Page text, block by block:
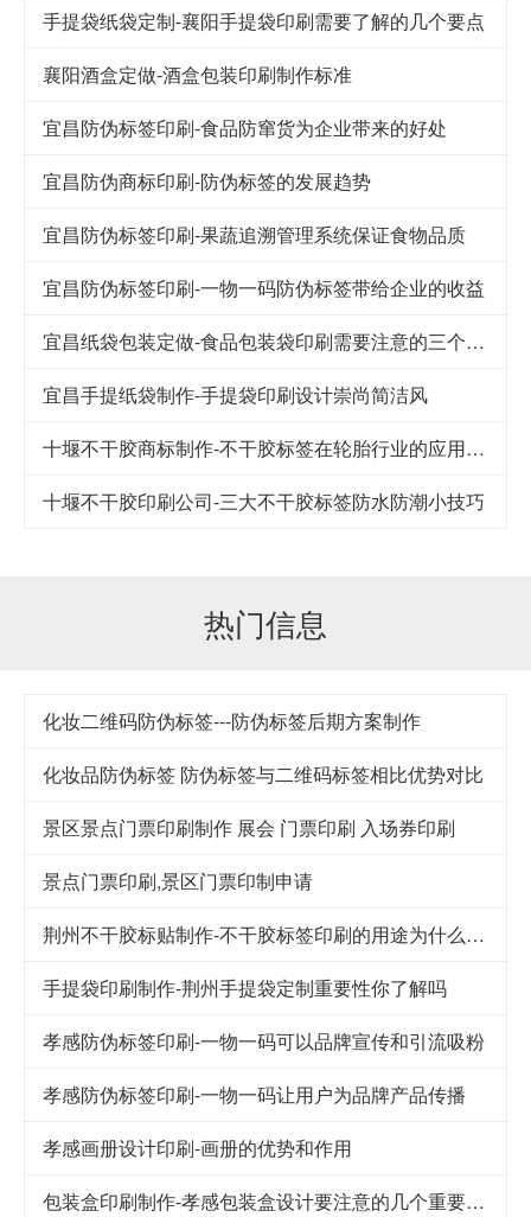
手提袋纸袋定制-襄阳手提袋印刷需要了解的几个要点
襄阳酒盒定做-酒盒包装印刷制作标准
宜昌防伪标签印刷-食品防窜货为企业带来的好处
宜昌防伪商标印刷-防伪标签的发展趋势
宜昌防伪标签印刷-果蔬追溯管理系统保证食物品质
宜昌防伪标签印刷-一物一码防伪标签带给企业的收益
宜昌纸袋包装定做-食品包装袋印刷需要注意的三个细节
宜昌手提纸袋制作-手提袋印刷设计崇尚简洁风
十堰不干胶商标制作-不干胶标签在轮胎行业的应用及其发展
十堰不干胶印刷公司-​三大不干胶标签防水防潮小技巧
热门信息
化妆二维码防伪标签---防伪标签后期方案制作
化妆品防伪标签 防伪标签与二维码标签相比优势对比
景区景点门票印刷制作 展会 门票印刷 入场券印刷
景点门票印刷,景区门票印制申请
荆州不干胶标贴制作-不干胶标签印刷的用途为什么这么广泛
手提袋印刷制作-荆州手提袋定制重要性你了解吗
孝感防伪标签印刷-一物一码可以品牌宣传和引流吸粉
孝感防伪标签印刷-一物一码让用户为品牌产品传播
孝感画册设计印刷-画册的优势和作用
包装盒印刷制作-孝感包装盒设计要注意的几个重要因素